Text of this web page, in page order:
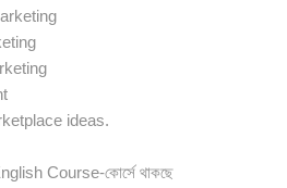
ideas.
Course-কোর্সে থাকছে